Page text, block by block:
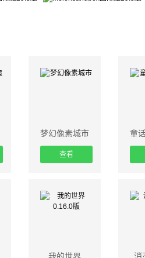
梦幻像素城市
查看
童